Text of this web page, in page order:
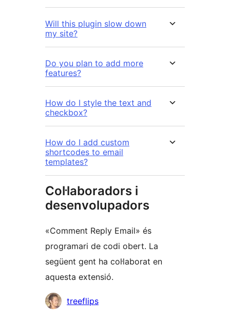
Will this plugin slow down
my site?
Do you plan to add more
features?
How do I style the text and
checkbox?
How do I add custom
shortcodes to email
templates?
Col·laboradors i
desenvolupadors
«Comment Reply Email» és
programari de codi obert. La
següent gent ha col·laborat en
aquesta extensió.
Col·laboradors
treeflips